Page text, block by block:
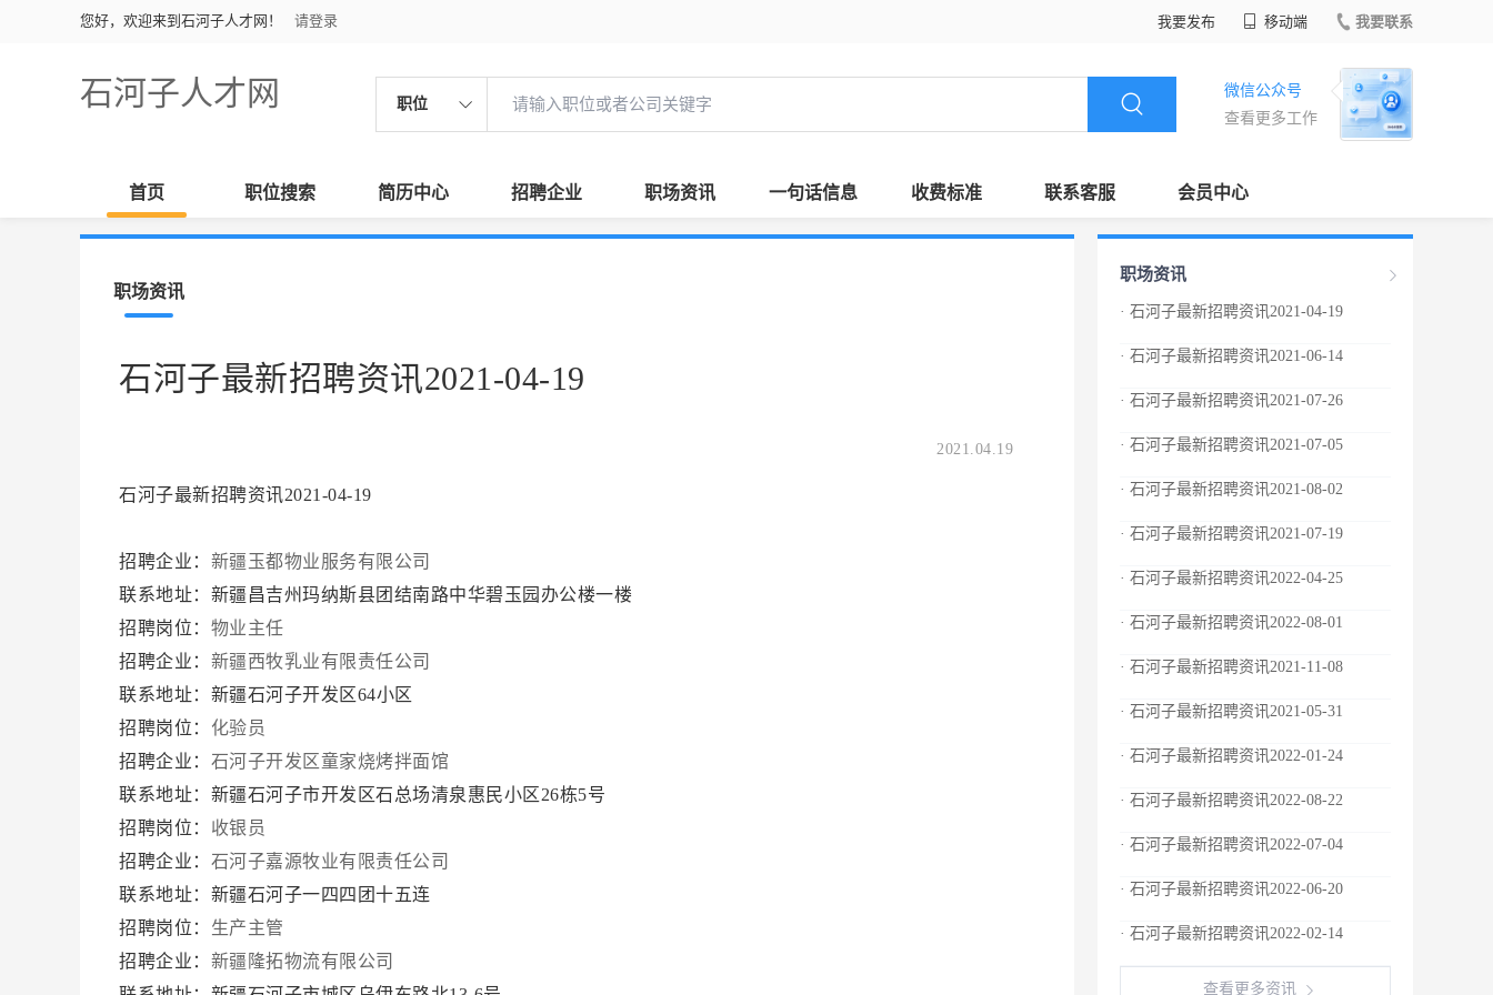
您好，欢迎来到石河子人才网！ 请登录 我要发布 移动端 我要联系
石河子人才网 职位
微信公众号
查看更多工作
首页 职位搜索 简历中心 招聘企业 职场资讯 一句话信息 收费标准 联系客服 会员中心
职场资讯
石河子最新招聘资讯2021-04-19
2021.04.19
石河子最新招聘资讯2021-04-19
招聘企业： 新疆玉都物业服务有限公司
联系地址：新疆昌吉州玛纳斯县团结南路中华碧玉园办公楼一楼
招聘岗位： 物业主任
招聘企业： 新疆西牧乳业有限责任公司
联系地址：新疆石河子开发区64小区
招聘岗位： 化验员
招聘企业： 石河子开发区童家烧烤拌面馆
联系地址：新疆石河子市开发区石总场清泉惠民小区26栋5号
招聘岗位： 收银员
招聘企业： 石河子嘉源牧业有限责任公司
联系地址：新疆石河子一四四团十五连
招聘岗位： 生产主管
招聘企业： 新疆隆拓物流有限公司
职场资讯
· 石河子最新招聘资讯2021-04-19
· 石河子最新招聘资讯2021-06-14
· 石河子最新招聘资讯2021-07-26
· 石河子最新招聘资讯2021-07-05
· 石河子最新招聘资讯2021-08-02
· 石河子最新招聘资讯2021-07-19
· 石河子最新招聘资讯2022-04-25
· 石河子最新招聘资讯2022-08-01
· 石河子最新招聘资讯2021-11-08
· 石河子最新招聘资讯2021-05-31
· 石河子最新招聘资讯2022-01-24
· 石河子最新招聘资讯2022-08-22
· 石河子最新招聘资讯2022-07-04
· 石河子最新招聘资讯2022-06-20
· 石河子最新招聘资讯2022-02-14
查看更多资讯